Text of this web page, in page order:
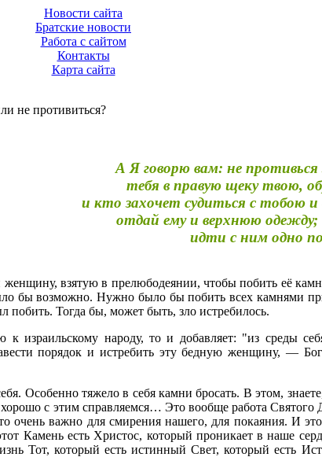
Новости сайта
Братские новости
Работа с сайтом
Контакты
Карта сайта
не противиться?
А Я говорю вам: не
тебя в правую щеку твою,
и кто захочет судиться с тобою и
отдай ему и верхнюю
идти с ним одно
женщину, взятую в прелюбодеянии, чтобы побить её
бы возможно. Нужно было бы побить всех камнями
Тогда бы, может быть, зло истребилось.
израильскому народу, то и добавляет: "из среды
порядок и истребить эту бедную женщину, —
Особенно тяжело в себя камни бросать. В этом,
с этим справляемся… Это вообще работа Святого
очень важно для смирения нашего, для покаяния. И
Камень есть Христос, который проникает в наше
Тот, который есть истинный Свет, который есть